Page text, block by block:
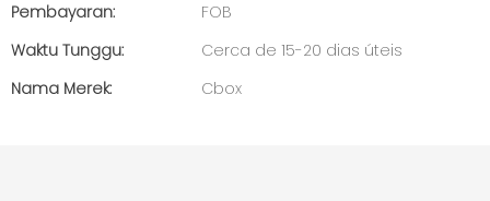
Pembayaran:
FOB
Waktu Tunggu:
Cerca de 15-20 dias úteis
Nama Merek:
Cbox